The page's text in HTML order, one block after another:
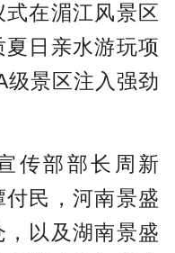
在湄江风景区
日亲水游玩项
级景区注入强劲
传部部长周新
民，河南景盛
以及湖南景盛